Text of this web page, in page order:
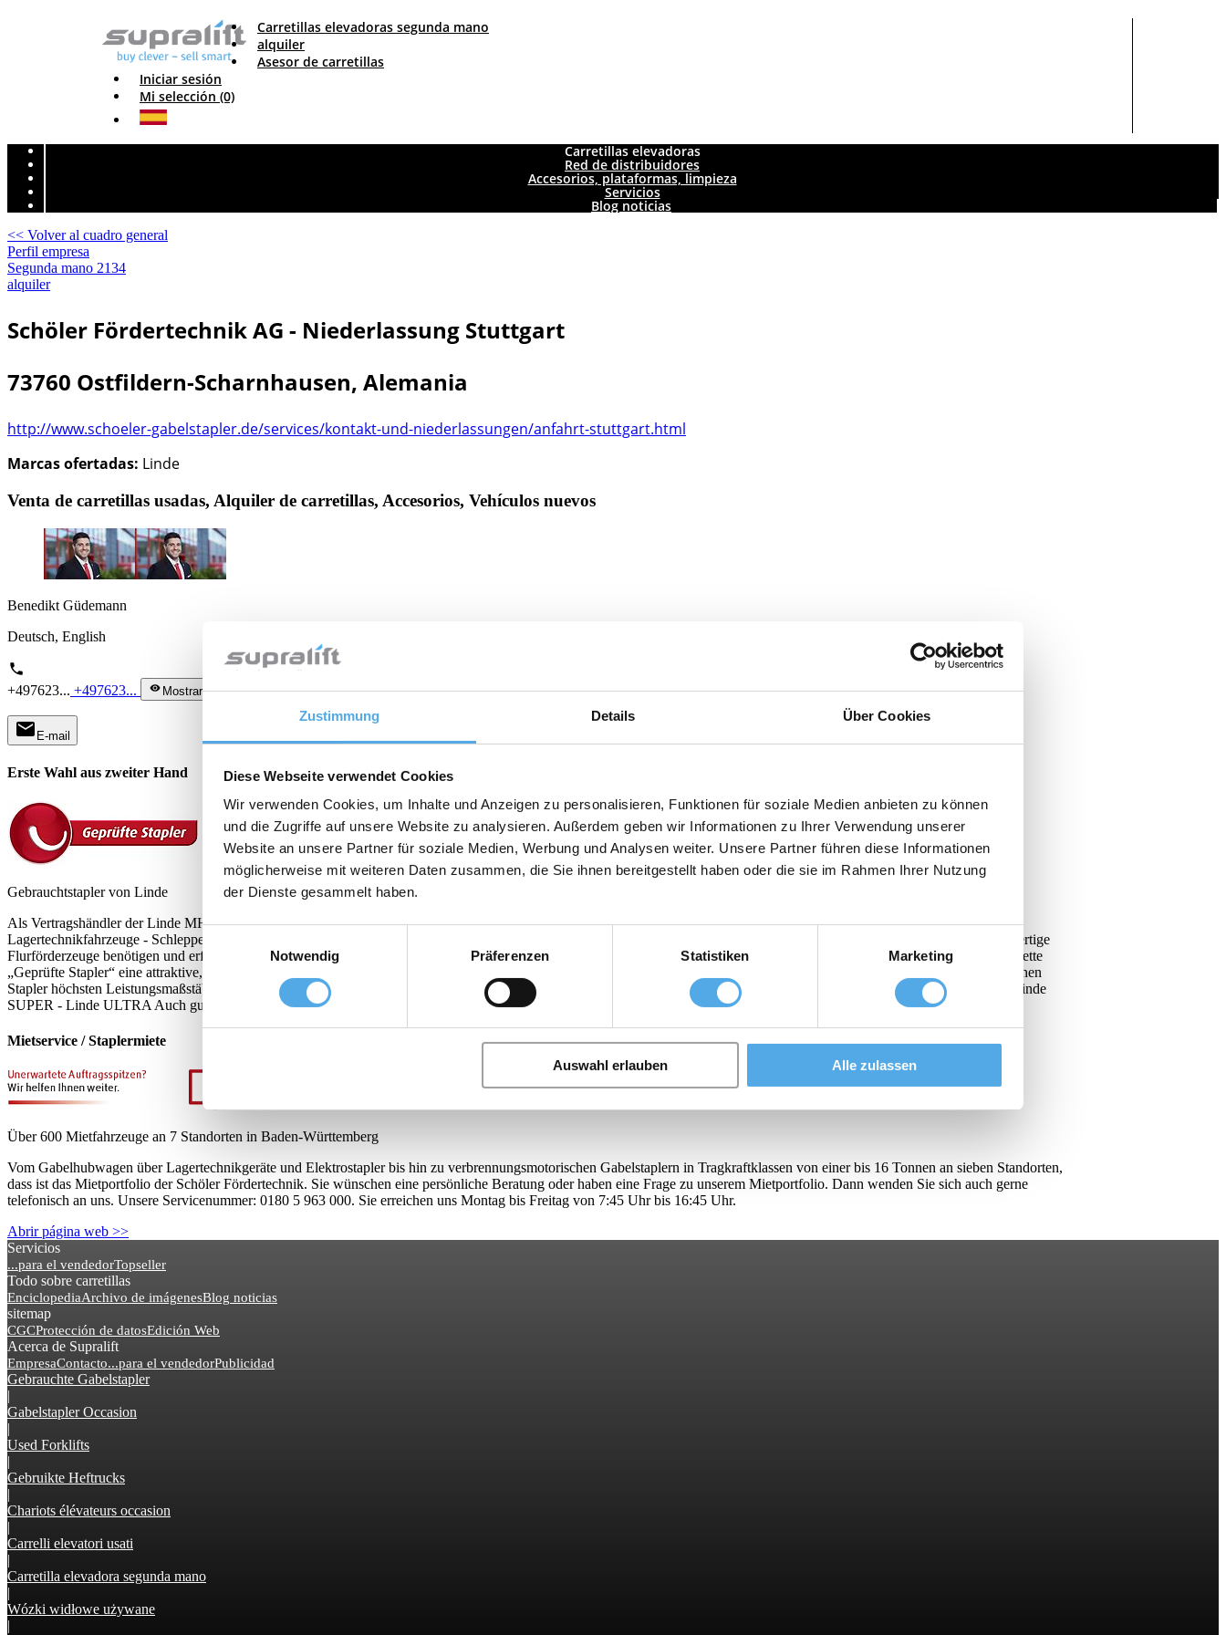
Zustimmung Details Über Cookies
Diese Webseite verwendet Cookies
Wir verwenden Cookies, um Inhalte und Anzeigen zu personalisieren, Funktionen für soziale Medien anbieten zu können
und die Zugriffe auf unsere Website zu analysieren. Außerdem geben wir Informationen zu Ihrer Verwendung unserer
Website an unsere Partner für soziale Medien, Werbung und Analysen weiter. Unsere Partner führen diese Informationen
möglicherweise mit weiteren Daten zusammen, die Sie ihnen bereitgestellt haben oder die sie im Rahmen Ihrer Nutzung
der Dienste gesammelt haben.
Einwilligungsauswahl
Notwendig
Präferenzen Statistiken Marketing
Auswahl erlauben Alle zulassen
Carretillas elevadoras segunda mano
alquiler
Asesor de carretillas
Iniciar sesión
Mi selección (0)
Carretillas elevadoras
Red de distribuidores
Accesorios, plataformas, limpieza
Servicios
Blog noticias
<< Volver al cuadro general
Perfil empresa
Segunda mano 2134
alquiler
Schöler Fördertechnik AG - Niederlassung Stuttgart
73760 Ostfildern-Scharnhausen, Alemania
http://www.schoeler-gabelstapler.de/services/kontakt-und-niederlassungen/anfahrt-stuttgart.html
Marcas ofertadas: Linde
Venta de carretillas usadas, Alquiler de carretillas, Accesorios, Vehículos nuevos
Benedikt Güdemann
Deutsch, English
phone
+497623... +497623... visibility Mostrar teléfono
mail E-mail
Erste Wahl aus zweiter Hand
Gebrauchtstapler von Linde
Als Vertragshändler der Linde MH bieten wir Ihnen eine große Auswahl von gebrauchten Flurförderzeugen wie z.B.: - Diesel- und Treibgasstapler - Elektrostapler -
Lagertechnikfahrzeuge - Schlepper - Stapler für explosionsgeschützte Bereiche - Systemfahrzeuge - Containerstapler Mit Linde auf der sicheren Seite. Unternehmen, die hochwertige
Flurförderzeuge benötigen und erfolgreich wachsen, sehen sich einem hohen Investitionsbedarf für Neuanschaffungen gegenüber. Gerade hier bietet Linde mit seiner Produktpalette
„Geprüfte Stapler“ eine attraktive, kostengünstige Alternative und für jeden Einsatzzweck eine passende Lösung. Dabei garantieren unsere Standards, dass die von uns angebotenen
Stapler höchsten Leistungsmaßstäben entsprechen und Sie auf unsere Servicequalität vertrauen können. Drei unterschiedliche Optionen stehen zur Verfügung: - Linde PLUS - Linde
SUPER - Linde ULTRA Auch gut zu wissen: Bei der Fahrzeugaufbereitung werden ausschließlich Linde Original-Ersatzteile verwendet.
Mietservice / Staplermiete
Über 600 Mietfahrzeuge an 7 Standorten in Baden-Württemberg
Vom Gabelhubwagen über Lagertechnikgeräte und Elektrostapler bis hin zu verbrennungsmotorischen Gabelstaplern in Tragkraftklassen von einer bis 16 Tonnen an sieben Standorten,
dass ist das Mietportfolio der Schöler Fördertechnik. Sie wünschen eine persönliche Beratung oder haben eine Frage zu unserem Mietportfolio. Dann wenden Sie sich auch gerne
telefonisch an uns. Unsere Servicenummer: 0180 5 963 000. Sie erreichen uns Montag bis Freitag von 7:45 Uhr bis 16:45 Uhr.
Abrir página web >>
Servicios
...para el vendedorTopseller
Todo sobre carretillas
EnciclopediaArchivo de imágenesBlog noticias
sitemap
CGCProtección de datosEdición Web
Acerca de Supralift
EmpresaContacto...para el vendedorPublicidad
Gebrauchte Gabelstapler
|
Gabelstapler Occasion
|
Used Forklifts
|
Gebruikte Heftrucks
|
Chariots élévateurs occasion
|
Carrelli elevatori usati
|
Carretilla elevadora segunda mano
|
Wózki widłowe używane
|